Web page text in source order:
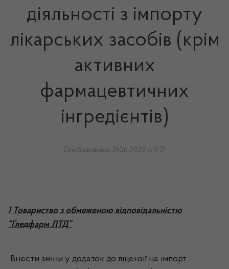
діяльності з імпорту
лікарських засобів (крім
активних
фармацевтичних
інгредієнтів)
Опубліковано 21.06.2022 о 11:21
1 Товариство з обмеженою відповідальністю
“Гледфарм ЛТД”
Внести зміни у додаток до ліцензії на імпорт